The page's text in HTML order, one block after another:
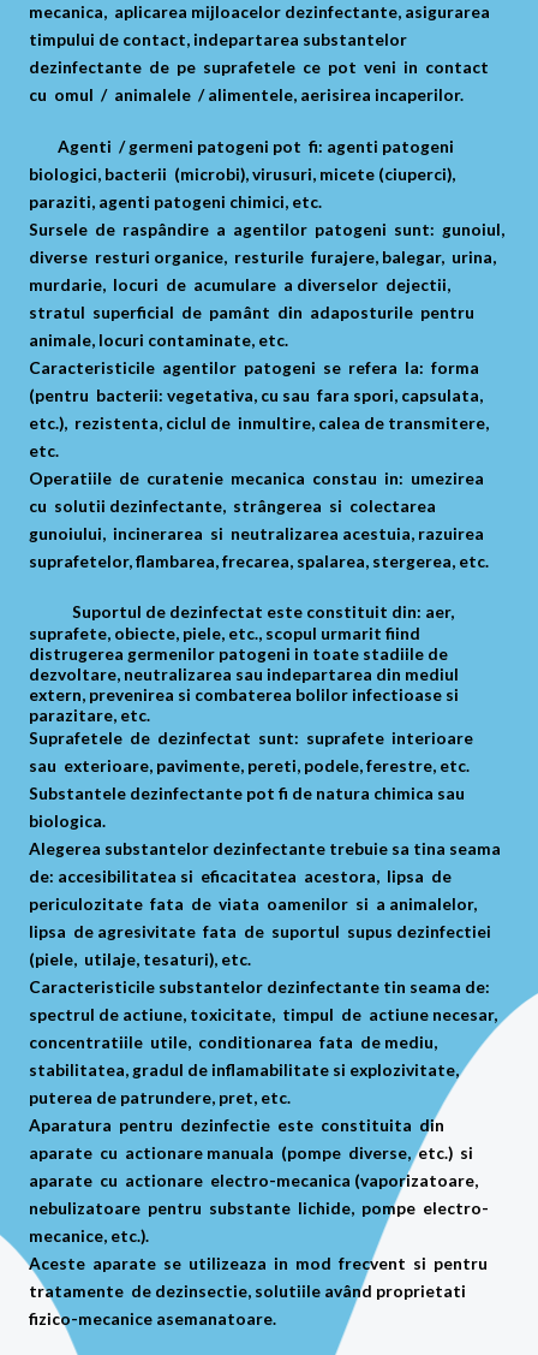
mecanica, aplicarea mijloacelor dezinfectante, asigurarea
timpului de contact, indepartarea substantelor
dezinfectante de pe suprafetele ce pot veni in contact
cu omul / animalele / alimentele, aerisirea incaperilor.
Agenti / germeni patogeni pot fi: agenti patogeni
biologici, bacterii (microbi), virusuri, micete (ciuperci),
paraziti, agenti patogeni chimici, etc.
Sursele de raspândire a agentilor patogeni sunt: gunoiul,
diverse resturi organice, resturile furajere, balegar, urina,
murdarie, locuri de acumulare a diverselor dejectii,
stratul superficial de pamânt din adaposturile pentru
animale, locuri contaminate, etc.
Caracteristicile agentilor patogeni se refera la: forma
(pentru bacterii: vegetativa, cu sau fara spori, capsulata,
etc.), rezistenta, ciclul de inmultire, calea de transmitere,
etc.
Operatiile de curatenie mecanica constau in: umezirea
cu solutii dezinfectante, strângerea si colectarea
gunoiului, incinerarea si neutralizarea acestuia, razuirea
suprafetelor, flambarea, frecarea, spalarea, stergerea, etc.
Suportul de dezinfectat este constituit din: aer,
suprafete, obiecte, piele, etc., scopul urmarit fiind
distrugerea germenilor patogeni in toate stadiile de
dezvoltare, neutralizarea sau indepartarea din mediul
extern, prevenirea si combaterea bolilor infectioase si
parazitare, etc.
Suprafetele de dezinfectat sunt: suprafete interioare
sau exterioare, pavimente, pereti, podele, ferestre, etc.
Substantele dezinfectante pot fi de natura chimica sau
biologica.
Alegerea substantelor dezinfectante trebuie sa tina seama
de: accesibilitatea si eficacitatea acestora, lipsa de
periculozitate fata de viata oamenilor si a animalelor,
lipsa de agresivitate fata de suportul supus dezinfectiei
(piele, utilaje, tesaturi), etc.
Caracteristicile substantelor dezinfectante tin seama de:
spectrul de actiune, toxicitate, timpul de actiune necesar,
concentratiile utile, conditionarea fata de mediu,
stabilitatea, gradul de inflamabilitate si explozivitate,
puterea de patrundere, pret, etc.
Aparatura pentru dezinfectie este constituita din
aparate cu actionare manuala (pompe diverse, etc.) si
aparate cu actionare electro-mecanica (vaporizatoare,
nebulizatoare pentru substante lichide, pompe electro-
mecanice, etc.).
Aceste aparate se utilizeaza in mod frecvent si pentru
tratamente de dezinsectie, solutiile având proprietati
fizico-mecanice asemanatoare.